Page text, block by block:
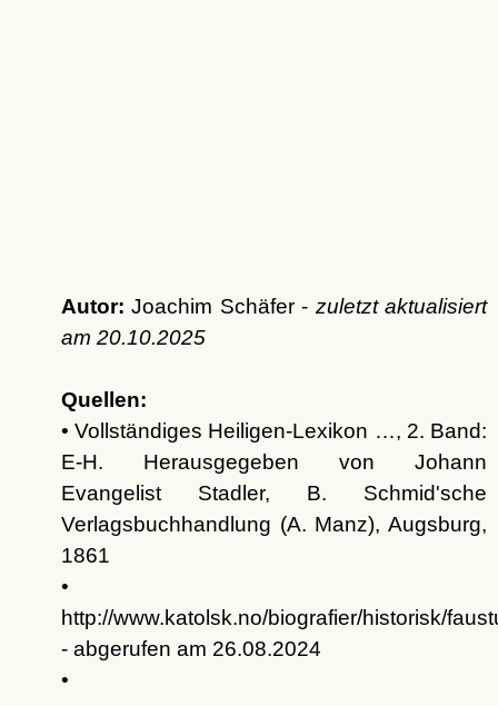
Autor: Joachim Schäfer - zuletzt aktualisiert
am 20.10.2025
Quellen:
• Vollständiges Heiligen-Lexikon …, 2. Band:
E-H. Herausgegeben von Johann
Evangelist Stadler, B. Schmid'sche
Verlagsbuchhandlung (A. Manz), Augsburg,
1861
•
http://www.katolsk.no/biografier/historisk/
- abgerufen am 26.08.2024
•